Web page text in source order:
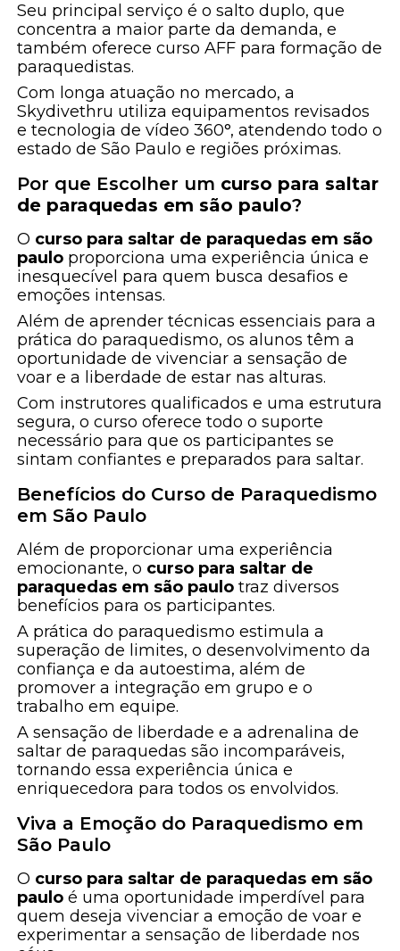
Seu principal serviço é o salto duplo, que
concentra a maior parte da demanda, e
também oferece curso AFF para formação de
paraquedistas.
Com longa atuação no mercado, a
Skydivethru utiliza equipamentos revisados
e tecnologia de vídeo 360°, atendendo todo o
estado de São Paulo e regiões próximas.
Por que Escolher um curso para saltar
de paraquedas em são paulo?
O curso para saltar de paraquedas em são
paulo proporciona uma experiência única e
inesquecível para quem busca desafios e
emoções intensas.
Além de aprender técnicas essenciais para a
prática do paraquedismo, os alunos têm a
oportunidade de vivenciar a sensação de
voar e a liberdade de estar nas alturas.
Com instrutores qualificados e uma estrutura
segura, o curso oferece todo o suporte
necessário para que os participantes se
sintam confiantes e preparados para saltar.
Benefícios do Curso de Paraquedismo
em São Paulo
Além de proporcionar uma experiência
emocionante, o curso para saltar de
paraquedas em são paulo traz diversos
benefícios para os participantes.
A prática do paraquedismo estimula a
superação de limites, o desenvolvimento da
confiança e da autoestima, além de
promover a integração em grupo e o
trabalho em equipe.
A sensação de liberdade e a adrenalina de
saltar de paraquedas são incomparáveis,
tornando essa experiência única e
enriquecedora para todos os envolvidos.
Viva a Emoção do Paraquedismo em
São Paulo
O curso para saltar de paraquedas em são
paulo é uma oportunidade imperdível para
quem deseja vivenciar a emoção de voar e
experimentar a sensação de liberdade nos